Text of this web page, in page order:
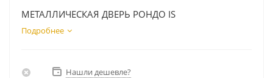
МЕТАЛЛИЧЕСКАЯ ДВЕРЬ РОНДО IS
Подробнее
Нашли дешевле?